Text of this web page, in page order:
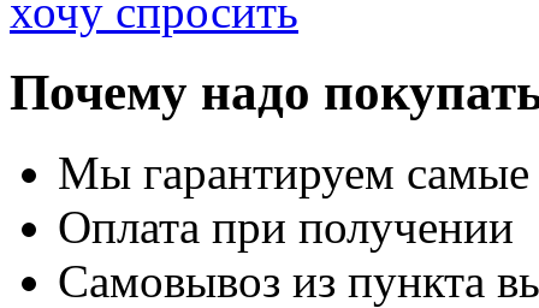
хочу спросить
Почему надо
Мы гарантируем
Оплата при получении
Самовывоз из пункта